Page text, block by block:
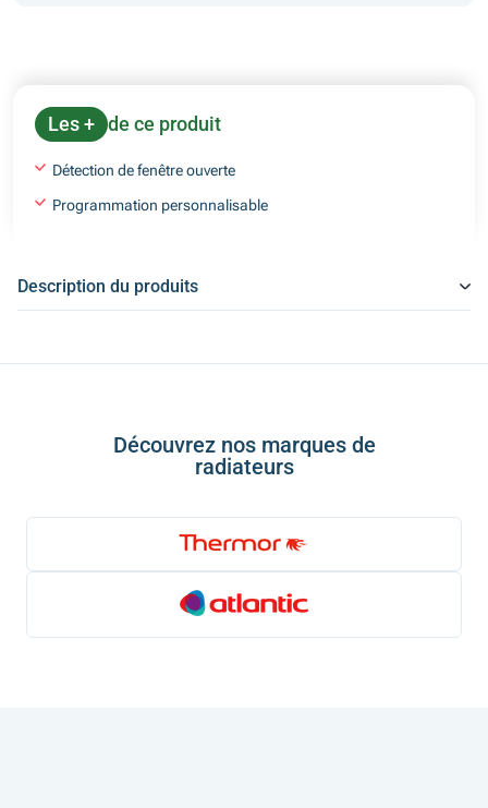
Les + de ce produit
Détection de fenêtre ouverte
Programmation personnalisable
Description du produits
Découvrez nos marques de
radiateurs